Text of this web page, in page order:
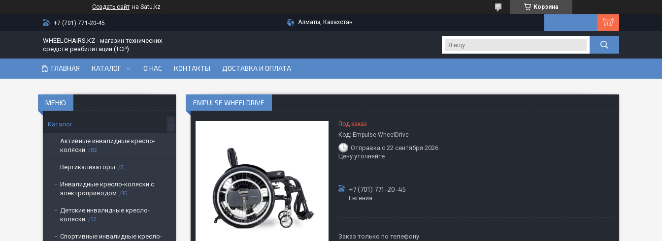
Создать сайт на Satu.kz Корзина
+7 (701) 771-20-45 Алматы, Казахстан
WHEELCHAIRS.KZ - магазин технических
средств реабилитации (ТСР)
ГЛАВНАЯ КАТАЛОГ О НАС КОНТАКТЫ ДОСТАВКА И ОПЛАТА
EMPULSE WHEELDRIVE
Под заказ
Код: Empulse WheelDrive
Отправка с 22 сентября 2026
Цену уточняйте
+7 (701) 771-20-45
Евгения
Заказ только по телефону
Каталог
Активные инвалидные кресло-
коляски
82
Вертикализаторы 2
Инвалидные кресло-коляски с
электроприводом
15
Детские инвалидные кресло-
коляски
32
Спортивные инвалидные кресло-